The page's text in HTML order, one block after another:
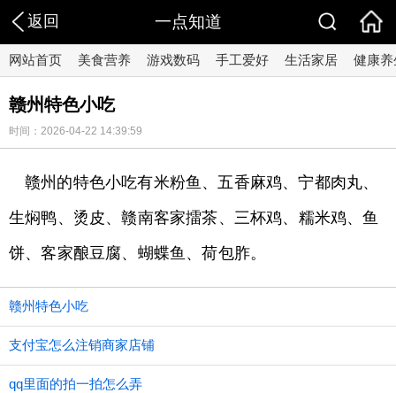
返回 一点知道
网站首页 美食营养 游戏数码 手工爱好 生活家居 健康养
赣州特色小吃
时间：2026-04-22 14:39:59
赣州的特色小吃有米粉鱼、五香麻鸡、宁都肉丸、
生焖鸭、烫皮、赣南客家擂茶、三杯鸡、糯米鸡、鱼
饼、客家酿豆腐、蝴蝶鱼、荷包胙。
赣州特色小吃
支付宝怎么注销商家店铺
qq里面的拍一拍怎么弄